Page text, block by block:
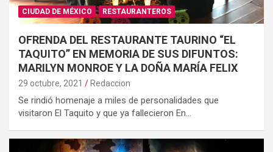
CIUDAD DE MÉXICO RESTAURANTEROS
OFRENDA DEL RESTAURANTE TAURINO “EL
TAQUITO” EN MEMORIA DE SUS DIFUNTOS:
MARILYN MONROE Y LA DOÑA MARÍA FELIX
29 octubre, 2021 Redaccion
Se rindió homenaje a miles de personalidades que
visitaron El Taquito y que ya fallecieron En…